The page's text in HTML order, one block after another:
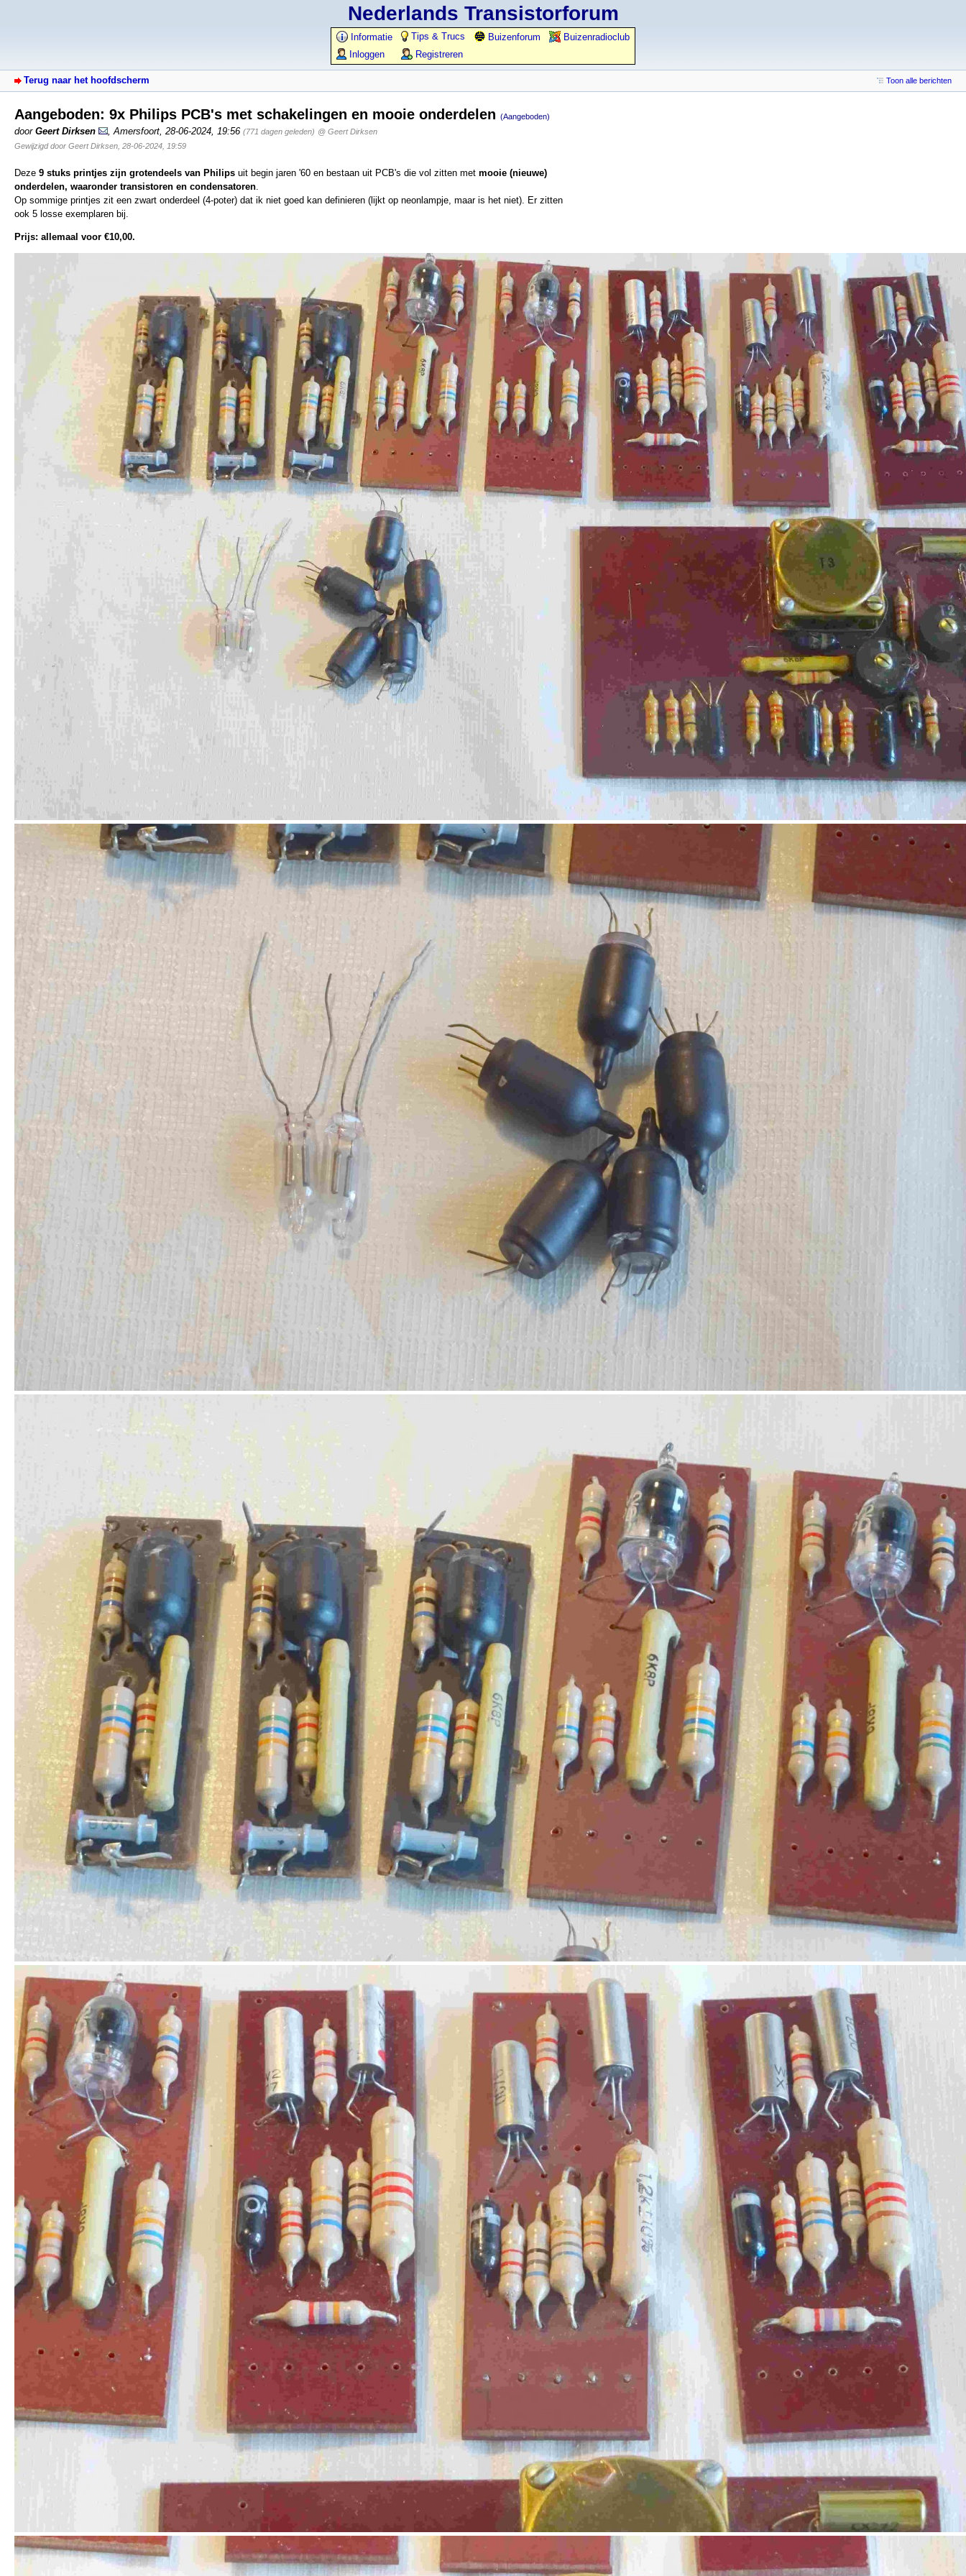
Nederlands Transistorforum
Informatie Tips & Trucs Buizenforum
Buizenradioclub
Inloggen
Registreren
Terug naar het hoofdscherm Toon alle berichten
Aangeboden: 9x Philips PCB's met schakelingen en mooie onderdelen (Aangeboden)
door Geert Dirksen Amersfoort 28-06-2024, 19:56 (771 dagen geleden) @ Geert Dirksen
Gewijzigd door Geert Dirksen, 28-06-2024, 19:59
Deze 9 stuks printjes zijn grotendeels van Philips uit begin jaren '60 en bestaan uit PCB's die vol zitten met mooie (nieuwe)
onderdelen, waaronder transistoren en condensatoren
Op sommige printjes zit een zwart onderdeel (4-poter) dat ik niet goed kan definieren (lijkt op neonlampje, maar is het niet). Er zitten
ook 5 losse exemplaren bij.
Prijs: allemaal voor €10,00.